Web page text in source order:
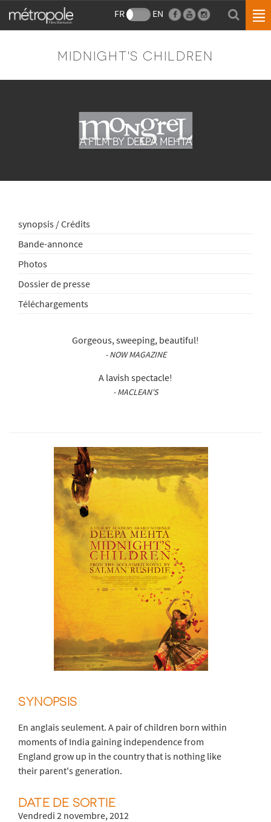
FR EN
MIDNIGHT'S CHILDREN
A FILM BY DEEPA MEHTA
synopsis / Crédits
Bande-annonce
Photos
Dossier de presse
Téléchargements
Gorgeous, sweeping, beautiful!
- NOW MAGAZINE
A lavish spectacle!
- MACLEAN'S
SYNOPSIS
En anglais seulement. A pair of children born within
moments of India gaining independence from
England grow up in the country that is nothing like
their parent's generation.
DATE DE SORTIE
Vendredi 2 novembre, 2012